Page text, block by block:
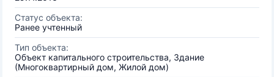
Статус объекта:
Ранее учтенный
Тип объекта:
Объект капитального строительства, Здание
(Многоквартирный дом, Жилой дом)